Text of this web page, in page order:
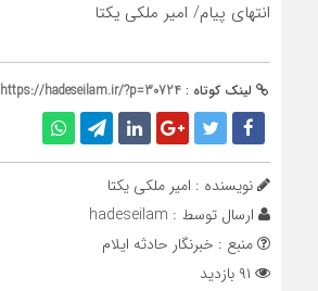
انتهای پیام/ امیر ملکی یکتا
لینک کوتاه : https://hadeseilam.ir/?p=30724
نویسنده : امیر ملکی یکتا
ارسال توسط : hadeseilam
منبع : خبرنگار حادثه ایلام